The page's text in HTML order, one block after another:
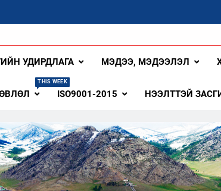
Аймаг
УДИРДЛАГА МЭДЭЭ, МЭДЭЭЛЭЛ
THIS WEEK
ISO9001-2015 НЭЭЛТТЭЙ